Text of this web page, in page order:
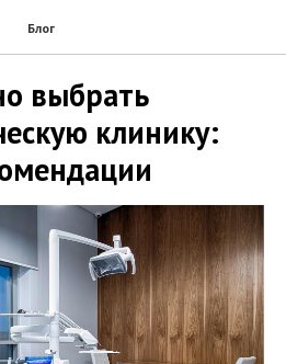
Блог
выбрать
клинику: